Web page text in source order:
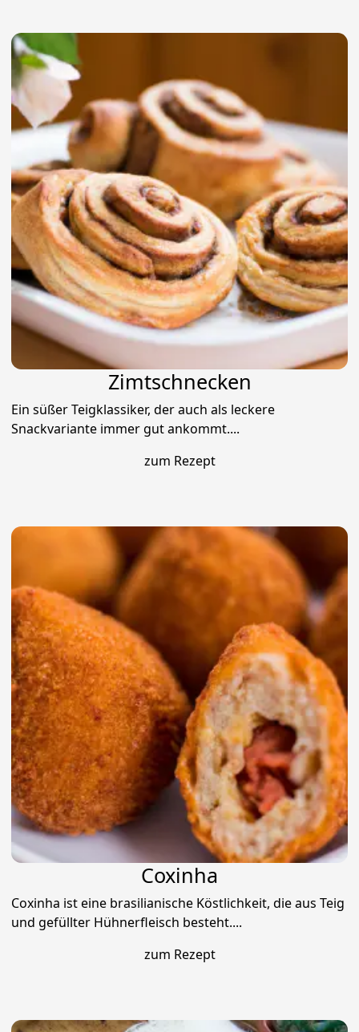
Zimtschnecken
Ein süßer Teigklassiker, der auch als leckere
Snackvariante immer gut ankommt....
zum Rezept
Coxinha
Coxinha ist eine brasilianische Köstlichkeit, die aus Teig
und gefüllter Hühnerfleisch besteht....
zum Rezept